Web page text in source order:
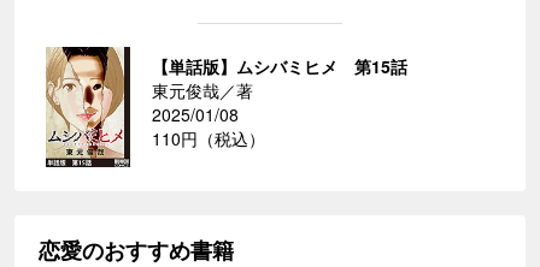
【単話版】ムシバミヒメ 第15話
東元俊哉／著
2025/01/08
110円（税込）
恋愛のおすすめ書籍